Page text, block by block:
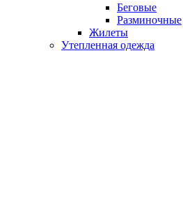
Беговые
Разминочные
Жилеты
Утепленная одежда